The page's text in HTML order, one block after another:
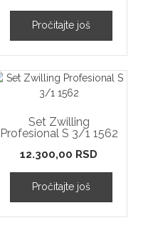
Pročitajte još
Set Zwilling
Profesional S 3/1 1562
12.300,00 RSD
Pročitajte još